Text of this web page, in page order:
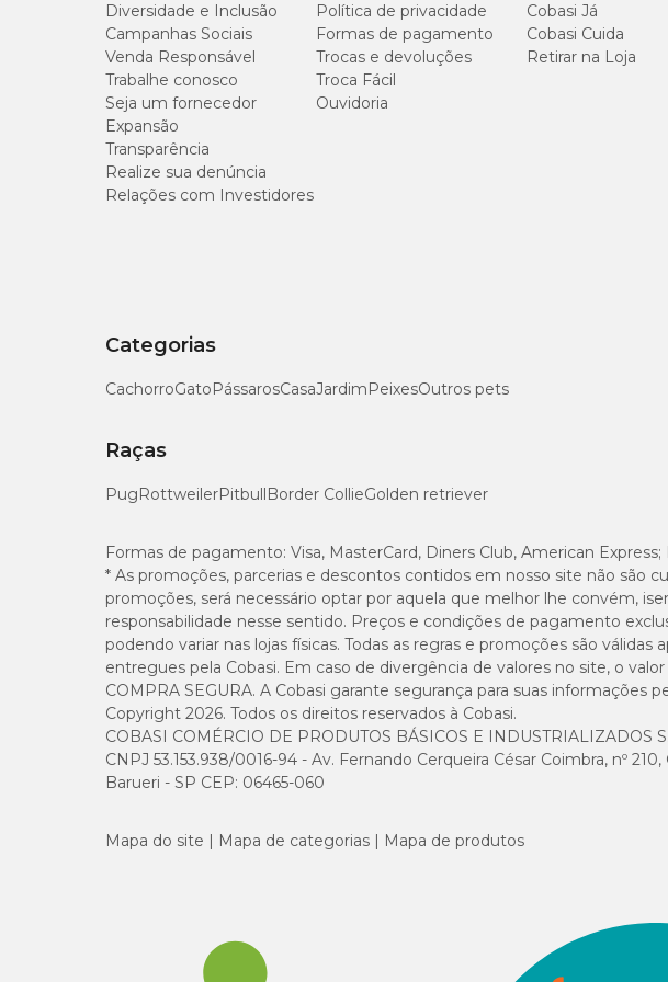
Níves de garantia
Umidade (máx.)
Proteína Bruta (mín.)
Extrato Etéreo (mín.)
Cloro (mín.)
Potássio (mín.)
Magnésio (mín.)
Metionina (mín.)
Diversidade e Inclusão
Campanhas Sociais
Venda Responsável
Trabalhe conosco
Seja um fornecedor
Expansão
Transparência
Realize sua denúncia
Relações com Investidores
Política de privacidade
Formas de pagamento
Trocas e devoluções
Troca Fácil
Ouvidoria
Cobasi Já
Cobasi Cuida
Retirar na Loja
Categorias
CachorroGatoPássarosCasaJardimPeixesOutros pets
Raças
PugRottweilerPitbullBorder CollieGolden retriever
Formas de pagamento: Visa, MasterCard, Diners Club, American
* As promoções, parcerias e descontos contidos em nosso site não são
promoções, será necessário optar por aquela que melhor lhe convém,
responsabilidade nesse sentido. Preços e condições de pagamento
podendo variar nas lojas físicas. Todas as regras e promoções são válidas
entregues pela Cobasi. Em caso de divergência de valores no site, o
COMPRA SEGURA. A Cobasi garante segurança para suas informações
Copyright 2026. Todos os direitos reservados à Cobasi.
COBASI COMÉRCIO DE PRODUTOS BÁSICOS E INDUSTRIALIZADOS
CNPJ 53.153.938/0016-94 - Av. Fernando Cerqueira César Coimbra, nº
Barueri - SP CEP: 06465-060
Mapa do site Mapa de categorias Mapa de produtos